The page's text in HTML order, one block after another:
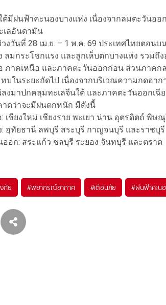
มีฝนฟ้าคะนองบางแห่ง เนื่องจากลมตะวันอ
เลอันดามัน
งวันที่ 28 เม.ย. – 1 พ.ค. 69 ประเทศไทยตอ
ลมกระโชกแรง และลูกเห็บตกบางแห่ง รวมถึ
อ ภาคเหนือ และภาคตะวันออกก่อน ส่วนภาค
บในระยะถัดไป เนื่องจากบริเวณความกดอา
งมาปกคลุมทะเลจีนใต้ และภาคตะวันออกเ
าดว่าจะมีฝนตกหนัก มีดังนี้
เชียงใหม่ เชียงราย พะเยา น่าน อุตรดิตถ์ พิ
อุทัยธานี ลพบุรี สระบุรี กาญจนบุรี และราชบุรี
อก: สระแก้ว ชลบุรี ระยอง จันทบุรี และตราด
ภัย #พยากรณ์อากาศ #เตือนภัย #ฝนฟ้าคะน